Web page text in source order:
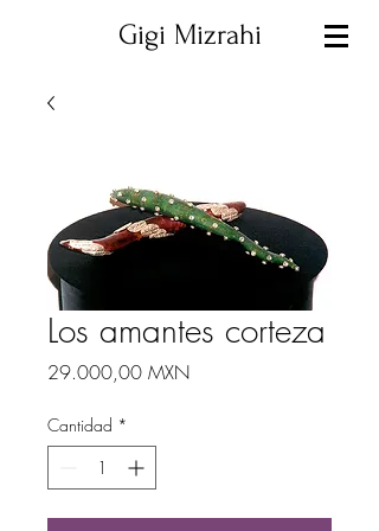
Gigi Mizrahi
Los amantes corteza
29.000,00 MXNPrecio
Cantidad *